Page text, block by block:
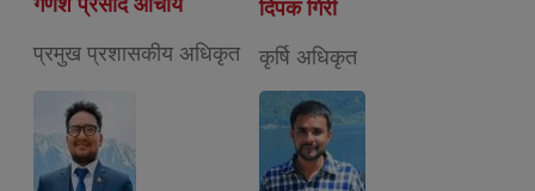
प्रमुख प्रशासकीय अधिकृत
दिपक गिरी
कृर्षि अधिकृत